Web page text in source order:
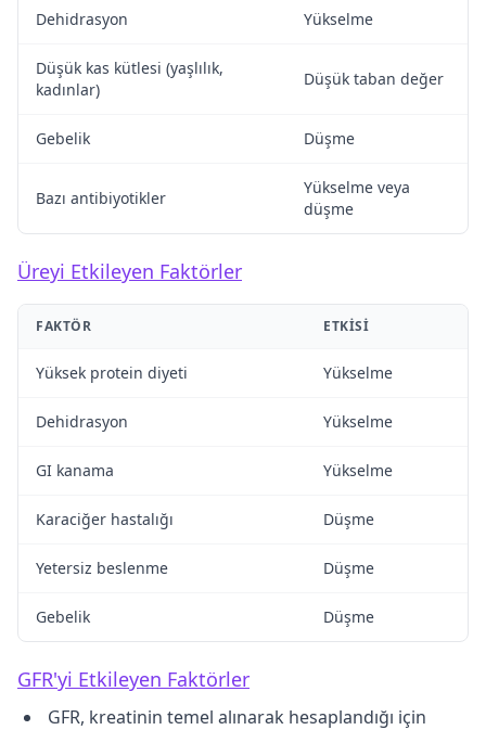
Dehidrasyon Yükselme
Düşük kas kütlesi (yaşlılık,
kadınlar)
Düşük taban değer
Gebelik Düşme
Bazı antibiyotikler
Yükselme veya
düşme
Üreyi Etkileyen Faktörler
FAKTÖR ETKISI
Yüksek protein diyeti Yükselme
Dehidrasyon Yükselme
GI kanama Yükselme
Karaciğer hastalığı Düşme
Yetersiz beslenme Düşme
Gebelik Düşme
GFR'yi Etkileyen Faktörler
GFR, kreatinin temel alınarak hesaplandığı için